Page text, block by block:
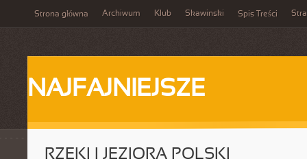
Strona główna Archiwum Klub Skawinski Spis Treści
NAJFAJNIEJSZE
RZEKI I JEZIORA POLSKI